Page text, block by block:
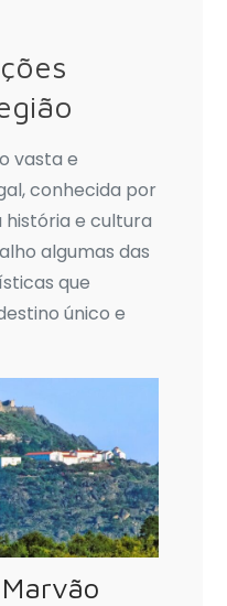
vasta e
conhecida por
história e cultura
algumas das
que
único e